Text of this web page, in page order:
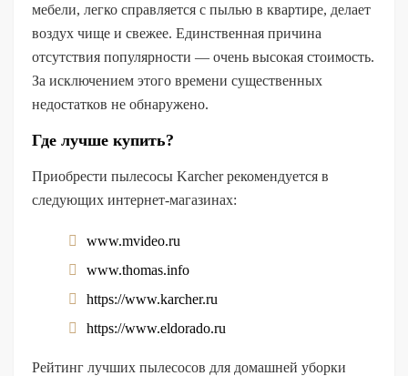
мебели, легко справляется с пылью в квартире, делает
воздух чище и свежее. Единственная причина
отсутствия популярности — очень высокая стоимость.
За исключением этого времени существенных
недостатков не обнаружено.
Где лучше купить?
Приобрести пылесосы Karcher рекомендуется в
следующих интернет-магазинах:
www.mvideo.ru
www.thomas.info
https://www.karcher.ru
https://www.eldorado.ru
Рейтинг лучших пылесосов для домашней уборки